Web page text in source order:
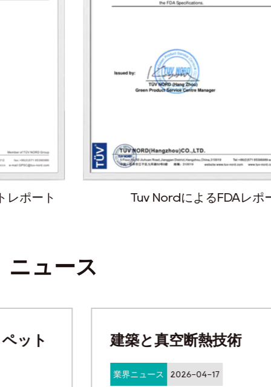
Tuv NordによるFDAレポート
ニュース
建築と真​​空断熱技術
2026-04-17